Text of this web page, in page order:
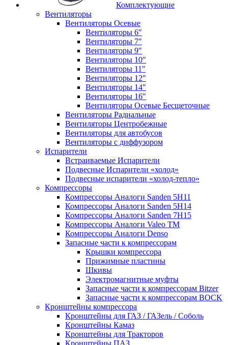
Комплектующие
Вентиляторы
Вентиляторы Осевые
Вентиляторы 6″
Вентиляторы 7″
Вентиляторы 9″
Вентиляторы 10″
Вентиляторы 11″
Вентиляторы 12″
Вентиляторы 14″
Вентиляторы 16″
Вентиляторы Осевые Бесщеточные
Вентиляторы Радиальные
Вентиляторы Центробежные
Вентиляторы для автобусов
Вентиляторы с диффузором
Испарители
Встраиваемые Испарители
Подвесные Испарители «холод»
Подвесные испарители «холод-тепло»
Компрессоры
Компрессоры Аналоги Sanden 5H11
Компрессоры Аналоги Sanden 5H14
Компрессоры Аналоги Sanden 7H15
Компрессоры Аналоги Valeo ТМ
Компрессоры Аналоги Denso
Запасные части к компрессорам
Крышки компрессора
Прижимные пластины
Шкивы
Электромагнитные муфты
Запасные части к компрессорам Bitzer
Запасные части к компрессорам BOCK
Кронштейны компрессора
Кронштейны для ГАЗ / ГАЗель / Соболь
Кронштейны Камаз
Кронштейны для Тракторов
Кронштейны ПАЗ